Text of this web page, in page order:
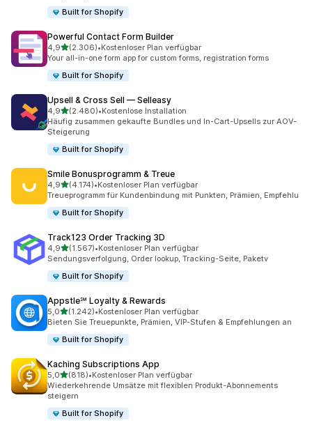
Built for Shopify
Powerful Contact Form Builder
4,9von 5 Sternen
(2.306)
2306 Rezensionen insgesamt
•Kostenloser Plan verfügbar
Your all-in-one form app for custom forms, registration forms
Built for Shopify
Upsell & Cross Sell — Selleasy
4,9von 5 Sternen
(2.480)
2480 Rezensionen insgesamt
•Kostenlose Installation
Häufig zusammen gekaufte Bundles und In-Cart-Upsells zur AOV-
Steigerung
Built for Shopify
Smile Bonusprogramm & Treue
4,9von 5 Sternen
(4.174)
4174 Rezensionen insgesamt
•Kostenloser Plan verfügbar
Treueprogramm für Kundenbindung mit Punkten, Prämien, Empfehlu
Built for Shopify
Track123 Order Tracking 3D
4,9von 5 Sternen
(1.567)
1567 Rezensionen insgesamt
•Kostenloser Plan verfügbar
Sendungsverfolgung, Order lookup, Tracking-Seite, Paketv
Built for Shopify
Appstle℠ Loyalty & Rewards
5,0von 5 Sternen
(1.242)
1242 Rezensionen insgesamt
•Kostenloser Plan verfügbar
Bieten Sie Treuepunkte, Prämien, VIP-Stufen & Empfehlungen an
Built for Shopify
Kaching Subscriptions App
5,0von 5 Sternen
(818)
818 Rezensionen insgesamt
•Kostenloser Plan verfügbar
Wiederkehrende Umsätze mit flexiblen Produkt-Abonnements
steigern
Built for Shopify